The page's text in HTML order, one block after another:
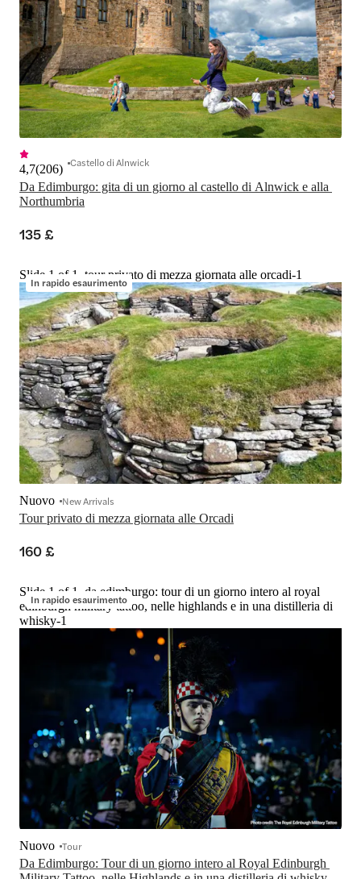
Da Edimburgo: gita di un giorno al castello di Alnwick e alla
Northumbria
4,7(206) Castello di Alnwick
135 £
In rapido esaurimento
Slide 1 of 1, tour privato di mezza giornata alle orcadi-1
Tour privato di mezza giornata alle Orcadi
Nuovo New Arrivals
160 £
In rapido esaurimento
Slide 1 of 1, da edimburgo: tour di un giorno intero al royal
edinburgh military tattoo, nelle highlands e in una distilleria di
whisky-1
Da Edimburgo: Tour di un giorno intero al Royal Edinburgh
Nuovo Tour